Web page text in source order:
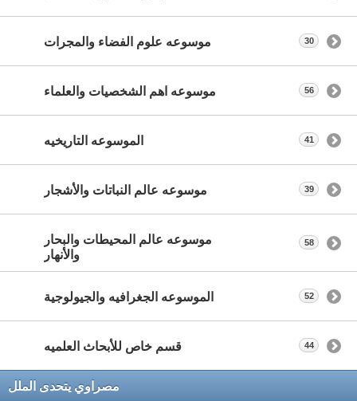
موسوعه علوم الفضاء والمجرات 30
موسوعه اهم الشخصيات والعلماء 56
الموسوعه التاريخيه 41
موسوعه عالم النباتات والأشجار 39
موسوعه عالم المحيطات والبحار
والأنهار
58
الموسوعه الجغرافيه والجيولوجية 52
قسم خاص للأبحاث العلميه 44
مصراوي يتحدى الملل